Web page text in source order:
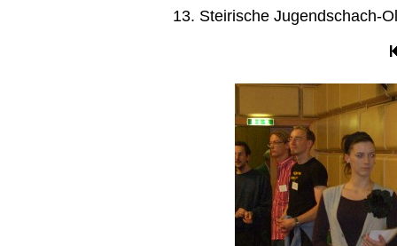
13. Steirische Jugendschach-